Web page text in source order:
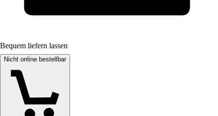
Bequem liefern lassen
Nicht online bestellbar